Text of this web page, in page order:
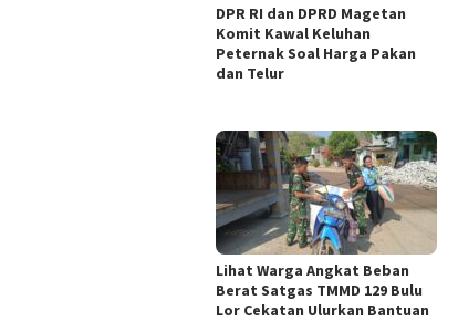
DPR RI dan DPRD Magetan
Komit Kawal Keluhan
Peternak Soal Harga Pakan
dan Telur
Lihat Warga Angkat Beban
Berat Satgas TMMD 129 Bulu
Lor Cekatan Ulurkan Bantuan